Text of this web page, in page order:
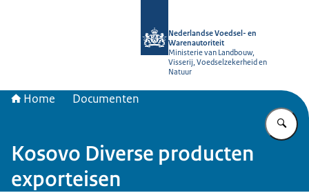
Nederlandse Voedsel- en
Warenautoriteit
Ministerie van Landbouw,
Visserij, Voedselzekerheid en
Natuur
Home Documenten
Kosovo Diverse producten
exporteisen